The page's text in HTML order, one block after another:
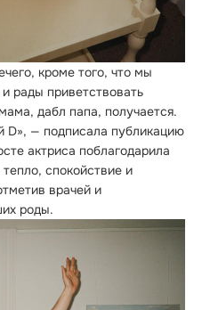
кроме того, что мы
рады приветствовать
дабл папа, получается.
D», — подписала публикацию
актриса поблагодарила
спокойствие и
врачей и
роды.